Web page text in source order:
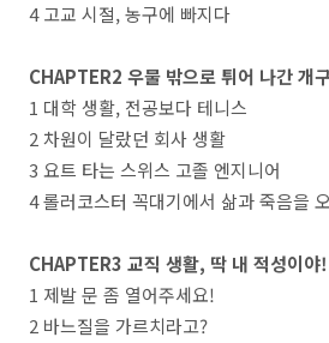
4 고교 시절, 농구에 빠지다
CHAPTER2 우물 밖으로 튀어 나간 개
1 대학 생활, 전공보다 테니스
2 차원이 달랐던 회사 생활
3 요트 타는 스위스 고졸 엔지니어
4 롤러코스터 꼭대기에서 삶과 죽음을
CHAPTER3 교직 생활, 딱 내 적성이야!
1 제발 문 좀 열어주세요!
2 바느질을 가르치라고?